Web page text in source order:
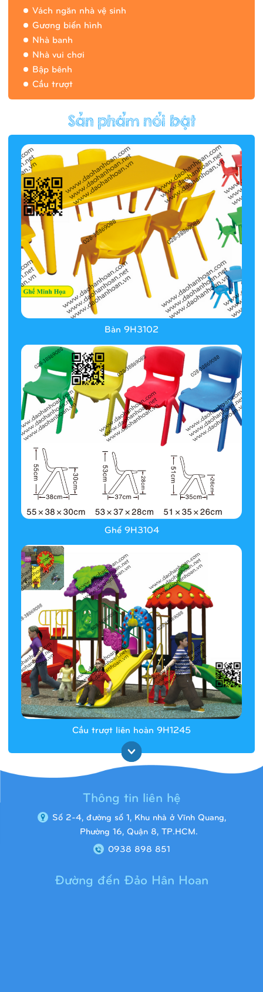
Vách ngăn nhà vệ sinh
Gương biến hình
Nhà banh
Nhà vui chơi
Bập bênh
Cầu trượt
Hàng rào/nhà banh 9H5412
Bàn 9H3102
Ghế 9H3104
Cầu trượt liên hoàn 9H1245
Thông tin liên hệ
Số 2-4, đường số 1, Khu nhà ở Vĩnh Quang,
Phường 16, Quận 8, TP.HCM.
0938 898 851
Đường đến Đảo Hân Hoan